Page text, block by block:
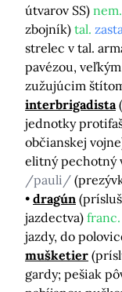
útvarov SS) nem.
zbojník) tal.
strelec v tal.
pavézou,
zužujúcim
interbrigadista
jednotky
občianskej
elitný pechotný
/pauli/
dragún
jazdectva) franc.
jazdy, do
mušketier
gardy; pešiak